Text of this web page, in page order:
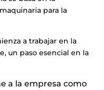
para la
a trabajar en la
un paso esencial en la
a la empresa como